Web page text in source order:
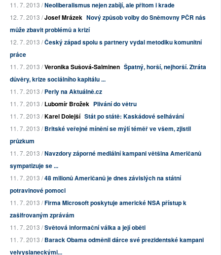
11. 7. 2013 /Neoliberalismus nejen zabíjí, ale přitom i krade
12. 7. 2013 /Josef Mrázek Nový způsob volby do Sněmovny PČR nás
může zbavit problémů a krizí
12. 7. 2013 /Český západ spolu s partnery vydal metodiku komunitní
práce
11. 7. 2013 /Veronika Sušová-Salminen Špatný, horší, nejhorší. Ztráta
důvěry, krize sociálního kapitálu ...
11. 7. 2013 /Perly na Aktuálně.cz
11. 7. 2013 /Lubomír Brožek Plivání do větru
11. 7. 2013 /Karel Dolejší Stát po státě: Kaskádové selhávání
11. 7. 2013 /Britské veřejné mínění se mýlí téměř ve všem, zjistil
průzkum
11. 7. 2013 /Navzdory záporné mediální kampani většina Američanů
sympatizuje se ...
11. 7. 2013 /48 milionů Američanů je dnes závislých na státní
potravinové pomoci
11. 7. 2013 /Firma Microsoft poskytuje americké NSA přístup k
zašifrovaným zprávám
11. 7. 2013 /Světová informační válka a její oběti
11. 7. 2013 /Barack Obama odměnil dárce své prezidentské kampani
velvyslaneckými...